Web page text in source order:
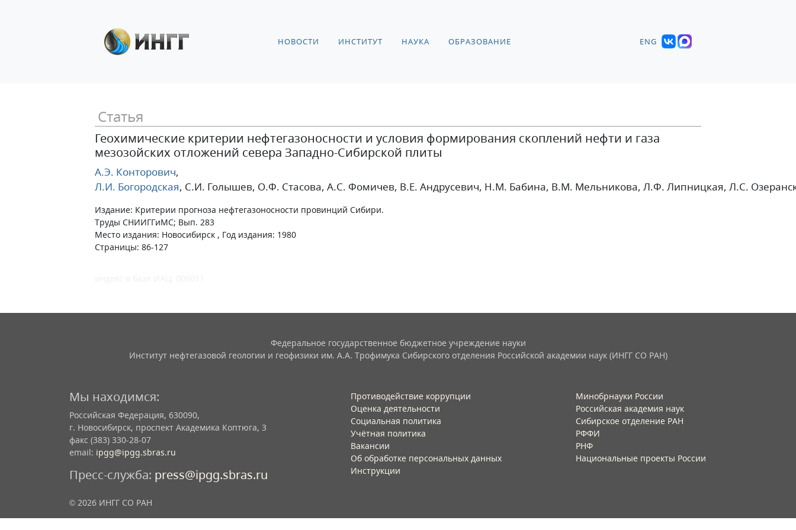
НОВОСТИ ИНСТИТУТ НАУКА ОБРАЗОВАНИЕ ENG
Статья
Геохимические критерии нефтегазоносности и условия формирования скоплений нефти и газа
мезозойских отложений севера Западно-Сибирской плиты
А.Э. Конторович,
Л.И. Богородская, С.И. Голышев, О.Ф. Стасова, А.С. Фомичев, В.Е. Андрусевич, Н.М. Бабина, В.М. Мельникова, Л.Ф. Липницкая, Л.С.
Издание: Критерии прогноза нефтегазоносности провинций Сибири.
Труды СНИИГГиМС; Вып. 283
Место издания: Новосибирск , Год издания: 1980
Страницы: 86-127
Федеральное государственное бюджетное учреждение науки
Институт нефтегазовой геологии и геофизики им. А.А. Трофимука Сибирского отделения Российской академии наук (ИНГГ СО РАН)
Мы находимся:
Российская Федерация, 630090,
г. Новосибирск, проспект Академика Коптюга, 3
факс (383) 330-28-07
email: ipgg@ipgg.sbras.ru
Пресс-служба: press@ipgg.sbras.ru
Противодействие коррупции
Оценка деятельности
Социальная политика
Учётная политика​
Вакансии​
Об обработке персональных данных​
Инструкции​
Минобрнауки России
Российская академия наук
Сибирское отделение РАН
РФФИ
РНФ
Национальные проекты России
© 2026 ИНГГ СО РАН